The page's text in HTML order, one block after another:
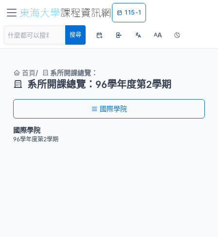
115-1
搜尋 AA
首頁 系所開課總覽：
系所開課總覽：96學年度第2學期
國際學院
國際學院
96學年度第2學期